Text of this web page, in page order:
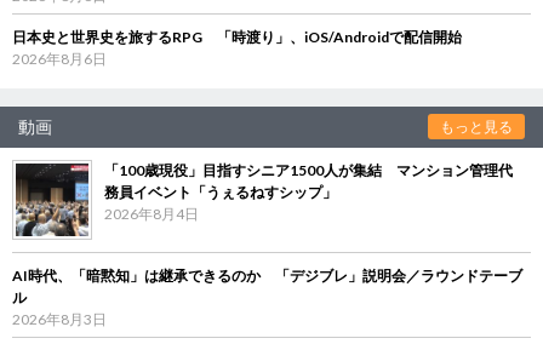
日本史と世界史を旅するRPG 「時渡り」、iOS/Androidで配信開始
2026年8月6日
動画 もっと見る
「100歳現役」目指すシニア1500人が集結 マンション管理代
務員イベント「うぇるねすシップ」
2026年8月4日
AI時代、「暗黙知」は継承できるのか 「デジブレ」説明会／ラウンドテーブ
ル
2026年8月3日